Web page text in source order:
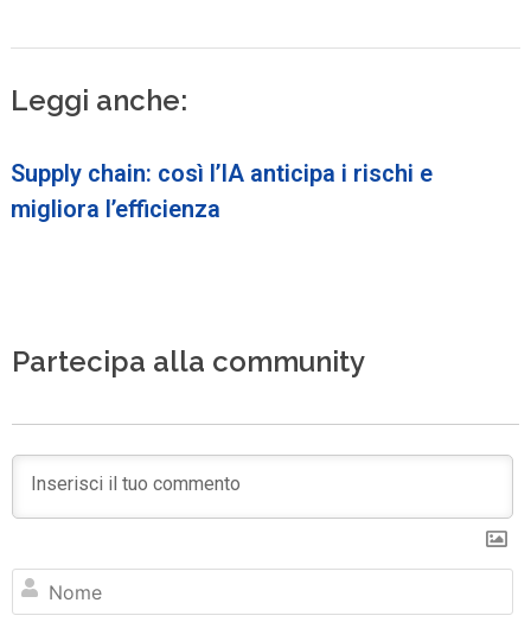
Leggi anche:
Supply chain: così l’IA anticipa i rischi e
migliora l’efficienza
Partecipa alla community